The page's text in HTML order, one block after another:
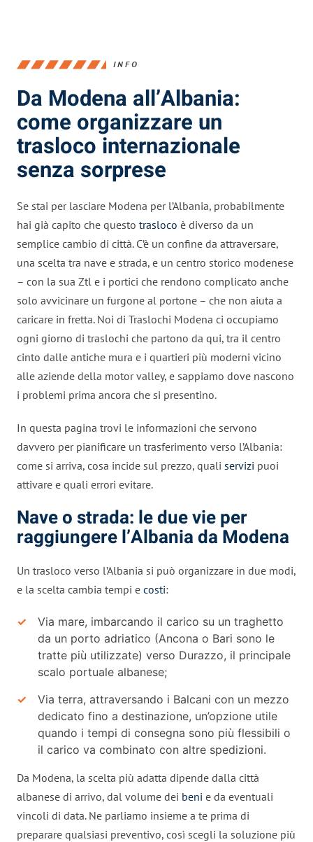
INFO
Da Modena all’Albania:
come organizzare un
trasloco internazionale
senza sorprese
Se stai per lasciare Modena per l’Albania, probabilmente
hai già capito che questo trasloco è diverso da un
semplice cambio di città. C’è un confine da attraversare,
una scelta tra nave e strada, e un centro storico modenese
– con la sua Ztl e i portici che rendono complicato anche
solo avvicinare un furgone al portone – che non aiuta a
caricare in fretta. Noi di Traslochi Modena ci occupiamo
ogni giorno di traslochi che partono da qui, tra il centro
cinto dalle antiche mura e i quartieri più moderni vicino
alle aziende della motor valley, e sappiamo dove nascono
i problemi prima ancora che si presentino.
In questa pagina trovi le informazioni che servono
davvero per pianificare un trasferimento verso l’Albania:
come si arriva, cosa incide sul prezzo, quali servizi puoi
attivare e quali errori evitare.
Nave o strada: le due vie per
raggiungere l’Albania da Modena
Un trasloco verso l’Albania si può organizzare in due modi,
e la scelta cambia tempi e costi:
Via mare, imbarcando il carico su un traghetto
da un porto adriatico (Ancona o Bari sono le
tratte più utilizzate) verso Durazzo, il principale
scalo portuale albanese;
Via terra, attraversando i Balcani con un mezzo
dedicato fino a destinazione, un’opzione utile
quando i tempi di consegna sono più flessibili o
il carico va combinato con altre spedizioni.
Da Modena, la scelta più adatta dipende dalla città
albanese di arrivo, dal volume dei beni e da eventuali
vincoli di data. Ne parliamo insieme a te prima di
preparare qualsiasi preventivo, così scegli la soluzione più